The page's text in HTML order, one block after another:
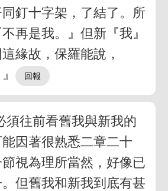
釘十字架，了結了。所
再是我。』但新『我』
緣故，保羅能說，
須往前看舊我與新我的
因著很熟悉二章二十
視為理所當然，好像已
但舊我和新我到底有甚